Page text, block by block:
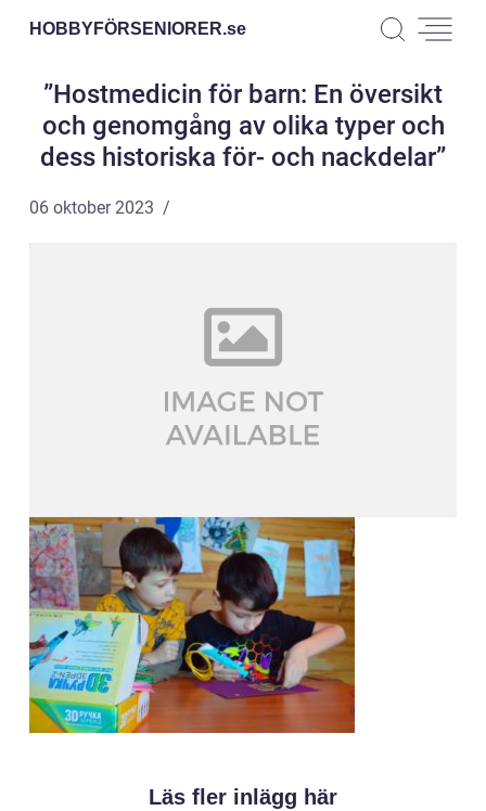
HOBBYFÖRSENIORER.se
”Hostmedicin för barn: En översikt
och genomgång av olika typer och
dess historiska för- och nackdelar”
06 oktober 2023
Läs fler inlägg här